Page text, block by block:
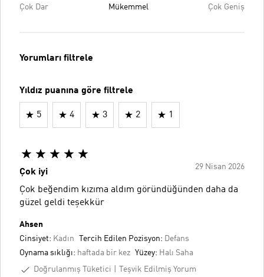
Çok Dar Mükemmel Çok Geniş
Yorumları filtrele
Yıldız puanına göre filtrele
5 4 3 2 1
29 Nisan 2026
Çok iyi
Çok beğendim kızıma aldım göründüğünden daha da
güzel geldi teşekkür
Ahsen
Cinsiyet: Kadın Tercih Edilen Pozisyon: Defans
Oynama sıklığı: haftada bir kez Yüzey: Halı Saha
Doğrulanmış Tüketici
Teşvik Edilmiş Yorum